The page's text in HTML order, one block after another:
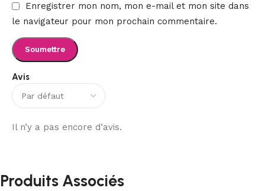
Avis
Il n’y a pas encore d’avis.
Enregistrer mon nom, mon e-mail et mon site dans
le navigateur pour mon prochain commentaire.
Produits Associés